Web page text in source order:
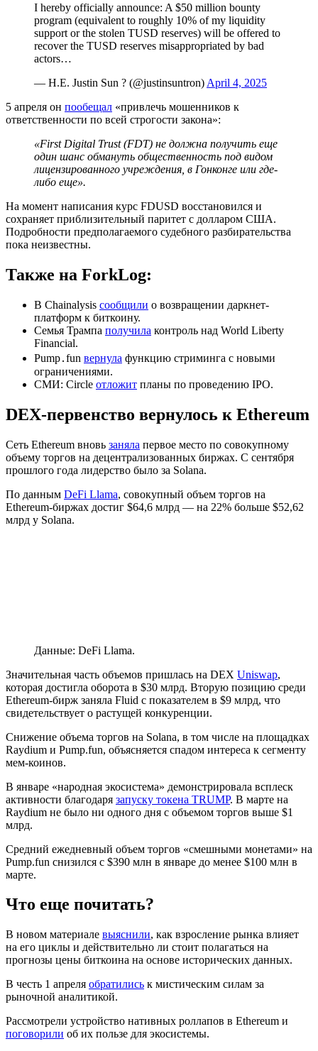
I hereby officially announce: A $50 million bounty
program (equivalent to roughly 10% of my liquidity
support or the stolen TUSD reserves) will be offered to
recover the TUSD reserves misappropriated by bad
actors…
— H.E. Justin Sun ? (@justinsuntron) April 4, 2025
5 апреля он пообещал «привлечь мошенников к
ответственности по всей строгости закона»:
«First Digital Trust (FDT) не должна получить еще
один шанс обмануть общественность под видом
лицензированного учреждения, в Гонконге или где-
либо еще».
На момент написания курс FDUSD восстановился и
сохраняет приблизительный паритет с долларом США.
Подробности предполагаемого судебного разбирательства
пока неизвестны.
Также на ForkLog:
В Chainalysis сообщили о возвращении даркнет-
платформ к биткоину.
Семья Трампа получила контроль над World Liberty
Financial.
Pump․fun вернула функцию стриминга с новыми
ограничениями.
СМИ: Circle отложит планы по проведению IPO.
DEX-первенство вернулось к Ethereum
Сеть Ethereum вновь заняла первое место по совокупному
объему торгов на децентрализованных биржах. С сентября
прошлого года лидерство было за Solana.
По данным DeFi Llama, совокупный объем торгов на
Ethereum-биржах достиг $64,6 млрд — на 22% больше $52,62
млрд у Solana.
Данные: DeFi Llama.
Значительная часть объемов пришлась на DEX Uniswap,
которая достигла оборота в $30 млрд. Вторую позицию среди
Ethereum-бирж заняла Fluid с показателем в $9 млрд, что
свидетельствует о растущей конкуренции.
Снижение объема торгов на Solana, в том числе на площадках
Raydium и Pump.fun, объясняется спадом интереса к сегменту
мем-коинов.
В январе «народная экосистема» демонстрировала всплеск
активности благодаря запуску токена TRUMP. В марте на
Raydium не было ни одного дня с объемом торгов выше $1
млрд.
Средний ежедневный объем торгов «смешными монетами» на
Pump.fun снизился с $390 млн в январе до менее $100 млн в
марте.
Что еще почитать?
В новом материале выяснили, как взросление рынка влияет
на его циклы и действительно ли стоит полагаться на
прогнозы цены биткоина на основе исторических данных.
В честь 1 апреля обратились к мистическим силам за
рыночной аналитикой.
Рассмотрели устройство нативных роллапов в Ethereum и
поговорили об их пользе для экосистемы.